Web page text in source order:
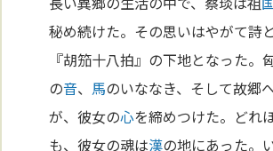
秘め続けた。その思いはやがて詩
『胡笳十八拍』の下地となった。
の音、 馬のいななき、そして故郷
が、彼女の心を締めつけた。どれ
も、彼女の魂は漢の地にあった。